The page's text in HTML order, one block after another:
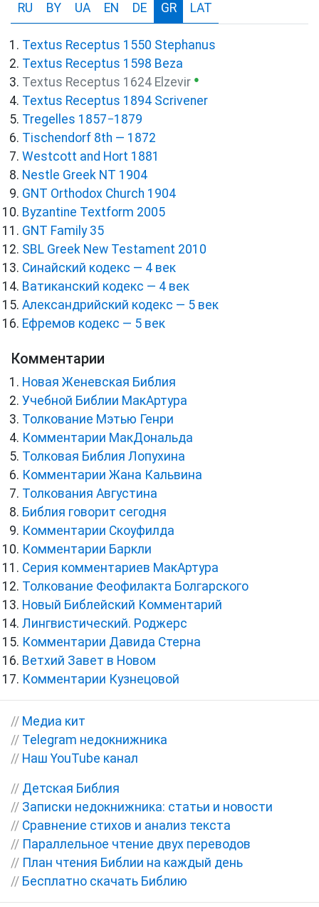
RU BY UA EN DE GR LAT
Textus Receptus 1550 Stephanus
Textus Receptus 1598 Beza
Textus Receptus 1624 Elzevir ●
Textus Receptus 1894 Scrivener
Tregelles 1857−1879
Tischendorf 8th — 1872
Westcott and Hort 1881
Nestle Greek NT 1904
GNT Orthodox Church 1904
Byzantine Textform 2005
GNT Family 35
SBL Greek New Testament 2010
Синайский кодекс — 4 век
Ватиканский кодекс — 4 век
Александрийский кодекс — 5 век
Ефремов кодекс — 5 век
Комментарии
Новая Женевская Библия
Учебной Библии МакАртура
Толкование Мэтью Генри
Комментарии МакДональда
Толковая Библия Лопухина
Комментарии Жана Кальвина
Толкования Августина
Библия говорит сегодня
Комментарии Скоуфилда
Комментарии Баркли
Серия комментариев МакАртура
Толкование Феофилакта Болгарского
Новый Библейский Комментарий
Лингвистический. Роджерс
Комментарии Давида Стерна
Ветхий Завет в Новом
Комментарии Кузнецовой
// Медиа кит
// Telegram недокнижника
// Наш YouTube канал
// Детская Библия
// Записки недокнижника: статьи и новости
// Сравнение стихов и анализ текста
// Параллельное чтение двух переводов
// План чтения Библии на каждый день
// Бесплатно скачать Библию